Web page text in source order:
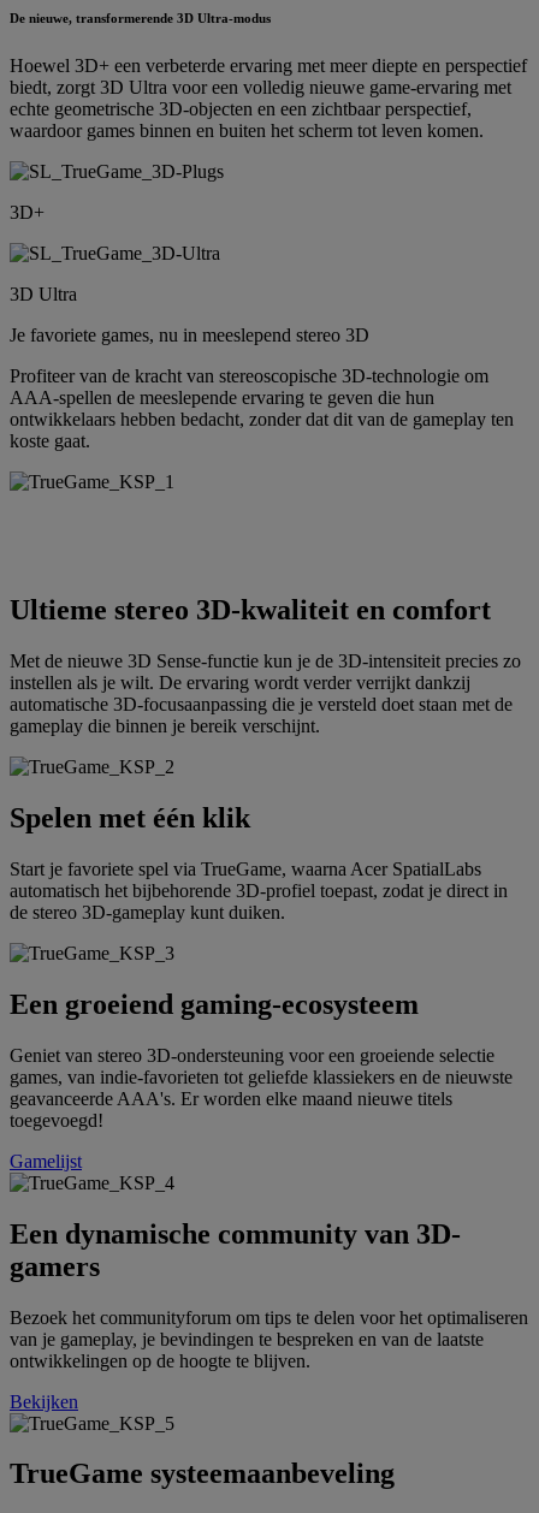
De nieuwe, transformerende 3D Ultra-modus
Hoewel 3D+ een verbeterde ervaring met meer diepte en perspectief
biedt, zorgt 3D Ultra voor een volledig nieuwe game-ervaring met
echte geometrische 3D-objecten en een zichtbaar perspectief,
waardoor games binnen en buiten het scherm tot leven komen.
3D+
3D Ultra
Je favoriete games, nu in meeslepend stereo 3D
Profiteer van de kracht van stereoscopische 3D-technologie om
AAA-spellen de meeslepende ervaring te geven die hun
ontwikkelaars hebben bedacht, zonder dat dit van de gameplay ten
koste gaat.
Ultieme stereo 3D-kwaliteit en comfort
Met de nieuwe 3D Sense-functie kun je de 3D-intensiteit precies zo
instellen als je wilt. De ervaring wordt verder verrijkt dankzij
automatische 3D-focusaanpassing die je versteld doet staan met de
gameplay die binnen je bereik verschijnt.
Spelen met één klik
Start je favoriete spel via TrueGame, waarna Acer SpatialLabs
automatisch het bijbehorende 3D-profiel toepast, zodat je direct in
de stereo 3D-gameplay kunt duiken.
Een groeiend gaming-ecosysteem
Geniet van stereo 3D-ondersteuning voor een groeiende selectie
games, van indie-favorieten tot geliefde klassiekers en de nieuwste
geavanceerde AAA's. Er worden elke maand nieuwe titels
toegevoegd!
Gamelijst
Een dynamische community van 3D-
gamers
Bezoek het communityforum om tips te delen voor het optimaliseren
van je gameplay, je bevindingen te bespreken en van de laatste
ontwikkelingen op de hoogte te blijven.
Bekijken
TrueGame systeemaanbeveling